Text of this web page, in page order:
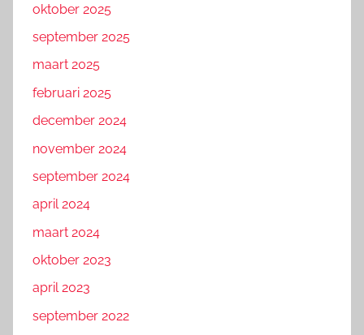
oktober 2025
september 2025
maart 2025
februari 2025
december 2024
november 2024
september 2024
april 2024
maart 2024
oktober 2023
april 2023
september 2022